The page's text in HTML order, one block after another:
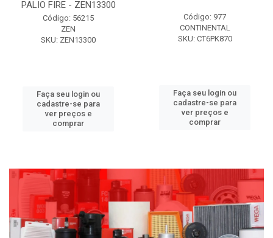
PALIO FIRE - ZEN13300
Código: 56215
ZEN
SKU: ZEN13300
Faça seu login ou
cadastre-se para
ver preços e
comprar
Código: 977
CONTINENTAL
SKU: CT6PK870
Faça seu login ou
cadastre-se para
ver preços e
comprar